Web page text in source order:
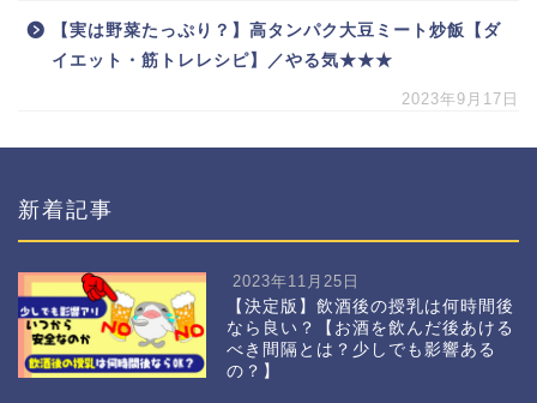
【実は野菜たっぷり？】高タンパク大豆ミート炒飯【ダ
イエット・筋トレレシピ】／やる気★★★
2023年9月17日
新着記事
2023年11月25日
【決定版】飲酒後の授乳は何時間後
なら良い？【お酒を飲んだ後あける
べき間隔とは？少しでも影響ある
の？】